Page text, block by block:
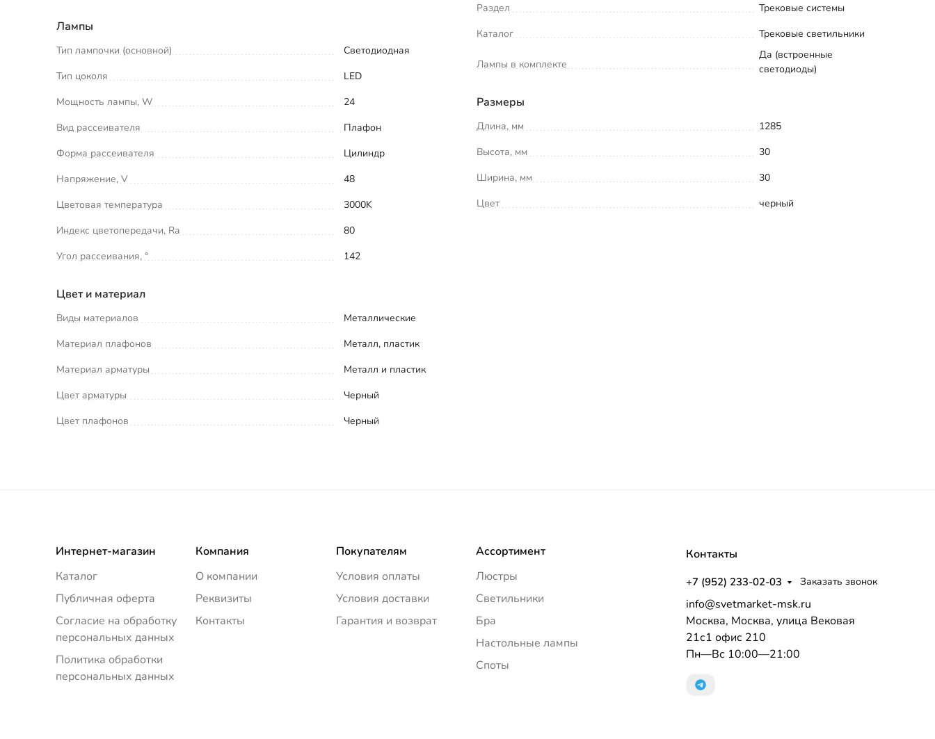
Лампы
Тип лампочки (основной)
Светодиодная
Тип цоколя
LED
Мощность лампы, W
24
Вид рассеивателя
Плафон
Форма рассеивателя
Цилиндр
Напряжение, V
48
Цветовая температура
3000K
Индекс цветопередачи, Ra
80
Угол рассеивания, °
142
Цвет и материал
Виды материалов
Металлические
Материал плафонов
Металл, пластик
Материал арматуры
Металл и пластик
Цвет арматуры
Черный
Цвет плафонов
Черный
Раздел
Трековые системы
Каталог
Трековые светильники
Лампы в комплекте
Да (встроенные
светодиоды)
Размеры
Длина, мм
1285
Высота, мм
30
Ширина, мм
30
Цвет
черный
Интернет-магазин
Каталог
Публичная оферта
Согласие на обработку
персональных данных
Политика обработки
персональных данных
Компания
О компании
Реквизиты
Контакты
Покупателям
Условия оплаты
Условия доставки
Гарантия и возврат
Ассортимент
Люстры
Светильники
Бра
Настольные лампы
Споты
Контакты
+7 (952) 233-02-03 Заказать звонок
info@svetmarket-msk.ru
Москва, Москва, улица Вековая
21с1 офис 210
Пн—Вс 10:00—21:00